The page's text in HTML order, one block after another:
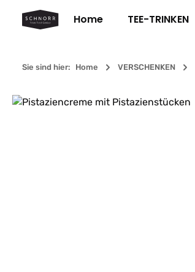
Hauptinhalt springen
Zur Suche springen
Zur Hauptnavigation springen
Home TEE-TRINKEN
Sie sind hier: Home VERSCHENKEN
Bildergalerie überspringen